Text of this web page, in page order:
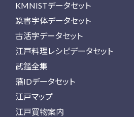
KMNISTデータセット
篆書字体データセット
古活字データセット
江戸料理レシピデータセット
武鑑全集
藩IDデータセット
江戸マップ
江戸買物案内